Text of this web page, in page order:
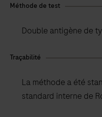
Méthode de test
Double antigène de
Traçabilité
La méthode a été
standard interne de